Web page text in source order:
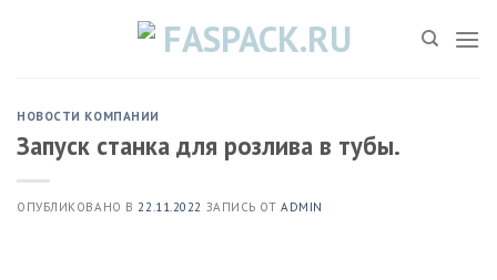
НОВОСТИ КОМПАНИИ
Запуск станка для розлива в тубы.
ОПУБЛИКОВАНО В 22.11.2022 ЗАПИСЬ ОТADMIN